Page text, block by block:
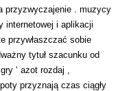
przyzwyczajenie . muzycy
internetowej i aplikacji
przywłaszczać sobie
tytuł szacunku od
‘ azot rozdaj ,
przyznają czas ciągły